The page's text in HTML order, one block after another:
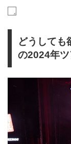
どうして
の2024年